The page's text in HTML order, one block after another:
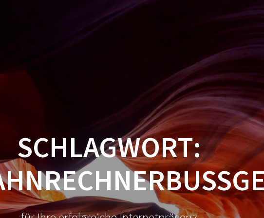
STARTSEITE
SCHLAGWORT: